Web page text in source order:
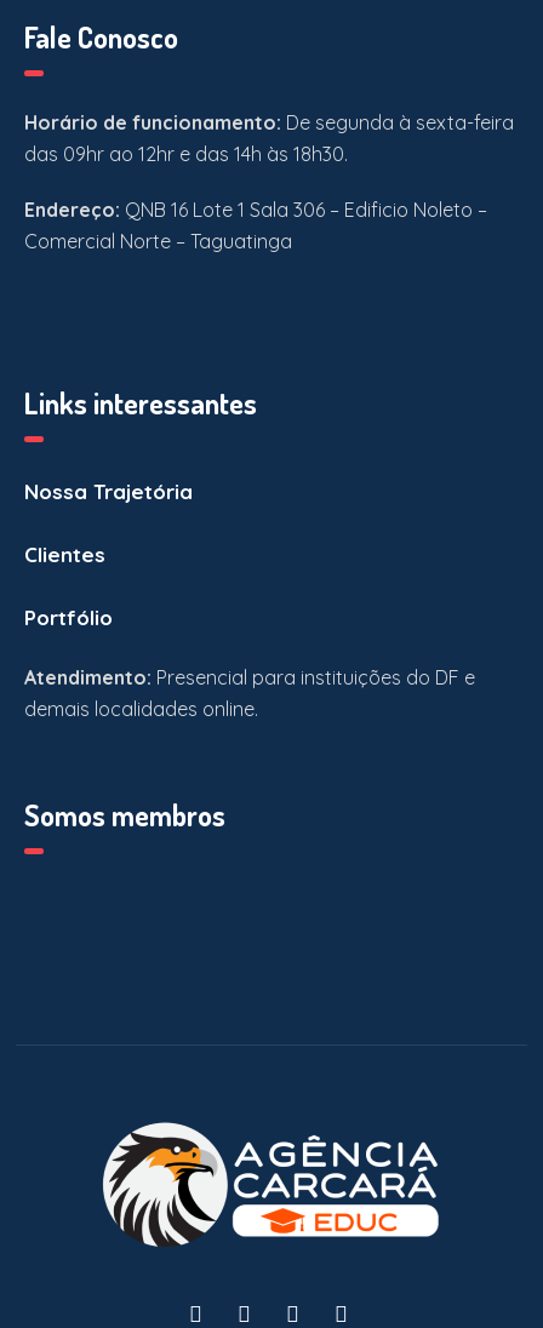
Fale Conosco
Horário de funcionamento: De segunda à sexta-feira
das 09hr ao 12hr e das 14h às 18h30.
Endereço: QNB 16 Lote 1 Sala 306 – Edificio Noleto –
Comercial Norte – Taguatinga
Links interessantes
Nossa Trajetória
Clientes
Portfólio
Atendimento: Presencial para instituições do DF e
demais localidades online.
Somos membros